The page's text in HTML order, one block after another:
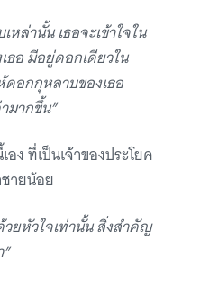
ล่านั้น เธอจะเข้าใจใน
อ มีอยู่ดอกเดียวใน
ดอกกุหลาบของเธอ
ากขึ้น”
ง ที่เป็นเจ้าของประโยค
ายน้อย
วยหัวใจเท่านั้น สิ่งสำคัญ